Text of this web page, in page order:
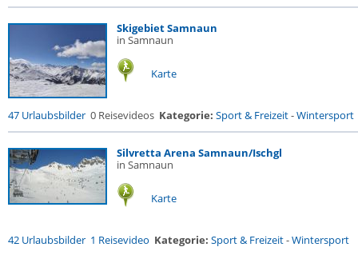
Skigebiet Samnaun
in Samnaun
Karte
47 Urlaubsbilder 0 Reisevideos Kategorie: Sport & Freizeit-Wintersport
Silvretta Arena Samnaun/Ischgl
in Samnaun
Karte
42 Urlaubsbilder 1 Reisevideo Kategorie: Sport & Freizeit-Wintersport